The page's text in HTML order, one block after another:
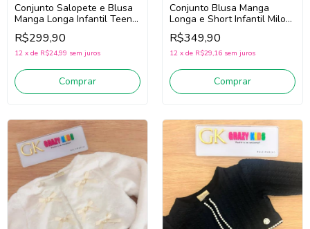
Conjunto Salopete e Blusa
Manga Longa Infantil Teen
Menina Milon 2001616
(Preto/Branco)
R$299,90
12 x de R$24,99 sem juros
Comprar
Conjunto Blusa Manga
Longa e Short Infantil Milon
2001508 (Bege/Verde)
R$349,90
12 x de R$29,16 sem juros
Comprar